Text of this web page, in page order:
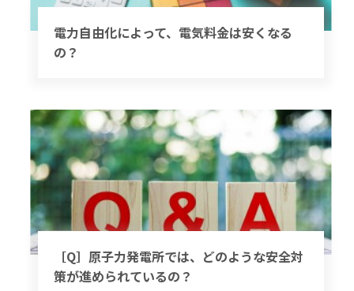
電力自由化によって、電気料金は安くなる
の？
［Q］原子力発電所では、どのような安全対
策が進められているの？